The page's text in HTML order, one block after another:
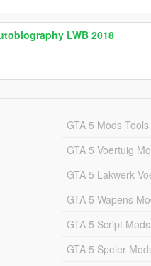
LWB 2018
GTA 5 Mods Tools
GTA 5 Voertuig
GTA 5 Lakwerk
GTA 5 Wapens
GTA 5 Script Mods
GTA 5 Speler